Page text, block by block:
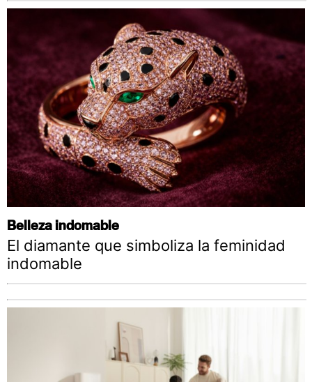
Belleza indomable
El diamante que simboliza la feminidad
indomable